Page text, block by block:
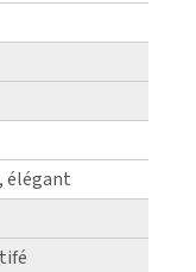
élégant